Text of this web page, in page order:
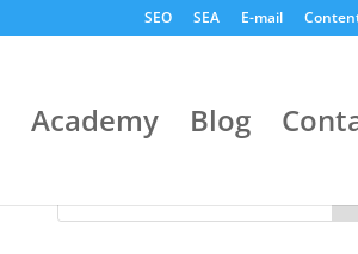
SEO SEA E-mail
Academy Blog